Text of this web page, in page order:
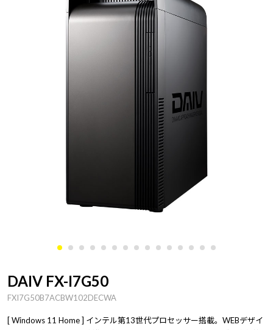
DAIV FX-I7G50
FXI7G50B7ACBW102DECWA
[ Windows 11 Home ] インテル第13世代プロセッサー搭載。WEBデザイ